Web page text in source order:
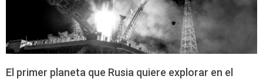
El primer planeta que Rusia quiere explorar en el